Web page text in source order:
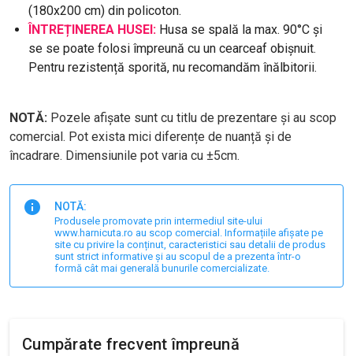
(180x200 cm) din policoton.
ÎNTREȚINEREA HUSEI: Husa se spală la max. 90°C și
se se poate folosi împreună cu un cearceaf obișnuit.
Pentru rezistență sporită, nu recomandăm înălbitorii.
NOTĂ: Pozele afișate sunt cu titlu de prezentare și au scop
comercial. Pot exista mici diferențe de nuanță și de
încadrare. Dimensiunile pot varia cu ±5cm.
NOTĂ:
Produsele promovate prin intermediul site-ului
www.harnicuta.ro au scop comercial. Informațiile afișate pe
site cu privire la conținut, caracteristici sau detalii de produs
sunt strict informative și au scopul de a prezenta într-o
formă cât mai generală bunurile comercializate.
Cumpărate frecvent împreună